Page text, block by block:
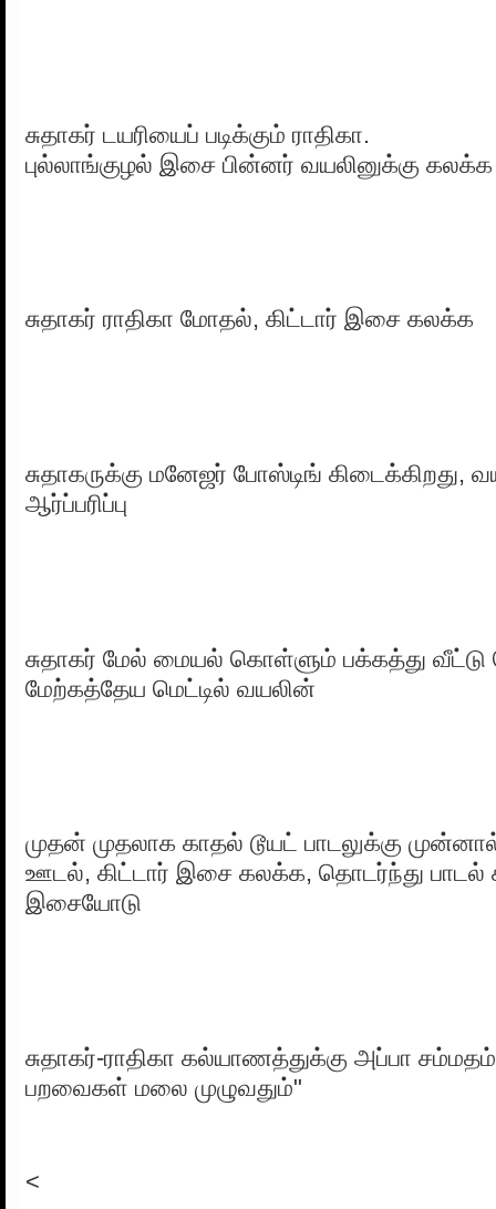
சுதாகர் டயரியைப் படிக்கும் ராதிகா.
புல்லாங்குழல் இசை பின்னர் வயலினுக்கு கலக்க
சுதாகர் ராதிகா மோதல், கிட்டார் இசை கலக்க
சுதாகருக்கு மனேஜர் போஸ்டிங் கிடைக்கிறது,
ஆர்ப்பரிப்பு
சுதாகர் மேல் மையல் கொள்ளும் பக்கத்து வீட்டு
மேற்கத்தேய மெட்டில் வயலின்
முதன் முதலாக காதல் டூயட் பாடலுக்கு
ஊடல், கிட்டார் இசை கலக்க, தொடர்ந்து பாடல்
இசையோடு
சுதாகர்-ராதிகா கல்யாணத்துக்கு அப்பா
பறவைகள் மலை முழுவதும்"
<